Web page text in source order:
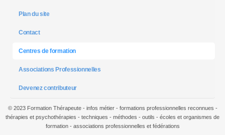
Plan du site
Contact
Centres de formation
Associations Professionnelles
Devenez contributeur
© 2023 Formation Thérapeute - infos métier - formations professionnelles reconnues -
thérapies et psychothérapies - techniques - méthodes - outils - écoles et organismes de
formation - associations professionnelles et fédérations